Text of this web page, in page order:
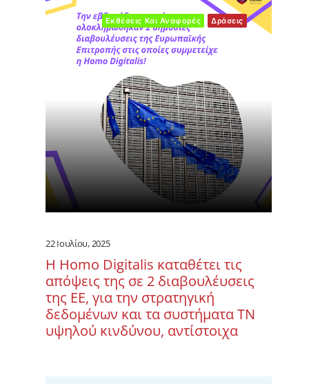
Εκθέσεις Και Αναφορές Δράσεις
22 Ιουλίου, 2025
Η Homo Digitalis καταθέτει τις
απόψεις της σε 2 διαβουλέυσεις
της ΕΕ, για την στρατηγική
δεδομένων και τα συστήματα ΤΝ
υψηλού κινδύνου, αντίστοιχα